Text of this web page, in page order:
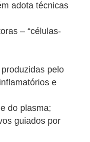
adota técnicas
– “células-
pelo
e
do plasma;
guiados por